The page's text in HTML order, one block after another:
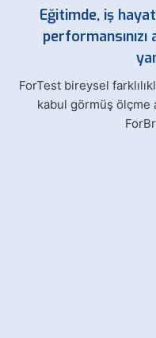
Eğitimde, iş
ForTest bireysel
kabul görmüş ölçme